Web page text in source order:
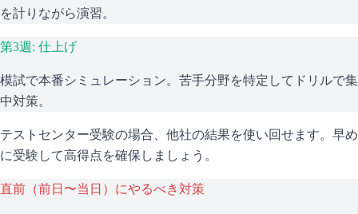
を計りながら演習。
第3週: 仕上げ
模試で本番シミュレーション。苦手分野を特定してドリルで集
中対策。
テストセンター受験の場合、他社の結果を使い回せます。早め
に受験して高得点を確保しましょう。
直前（前日〜当日）にやるべき対策